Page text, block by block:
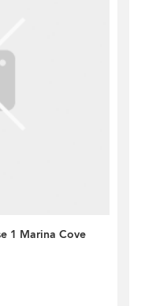
1 Marina Cove